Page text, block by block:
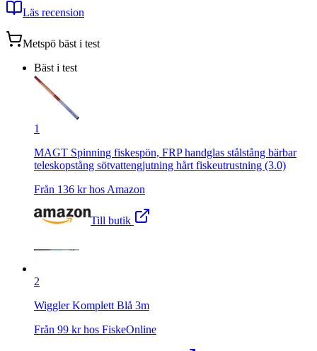
Läs recension
Metspö bäst i test
Bäst i test
1
MAGT Spinning fiskespön, FRP handglas stålstång bärbar
teleskopstång sötvattengjutning hårt fiskeutrustning (3.0)
Från 136 kr hos Amazon
Till butik
2
Wiggler Komplett Blå 3m
Från 99 kr hos FiskeOnline